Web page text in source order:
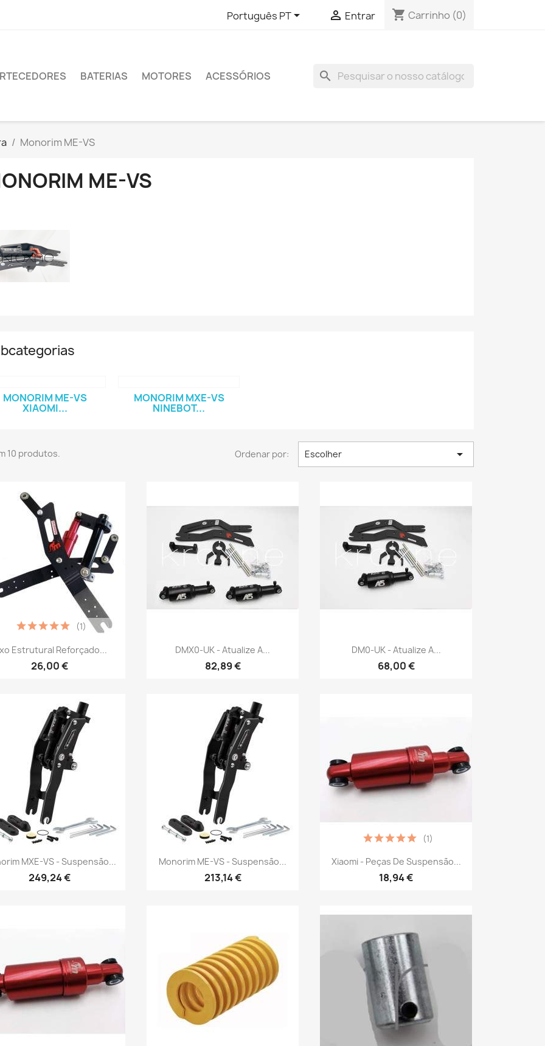
Português PT  Entrar shopping_cart Carrinho (0)
BATERIAS MOTORES ACESSÓRIOS search
Monorim ME-VS
ME-VS
MONORIM ME-VS
XIAOMI...
MONORIM MXE-VS
NINEBOT...
10 produtos. Ordenar por: Escolher 
Vista rápida
Estrutural Reforçado...
26,00 €
(1)
Vista rápida
DMX0-UK - Atualize A...
82,89 €
Vista rápida
DM0-UK - Atualize A...
68,00 €
Vista rápida
MXE-VS - Suspensão...
249,24 €
Vista rápida
Monorim ME-VS - Suspensão...
213,14 €
Vista rápida
Xiaomi - Peças De Suspensão...
18,94 €
(1)